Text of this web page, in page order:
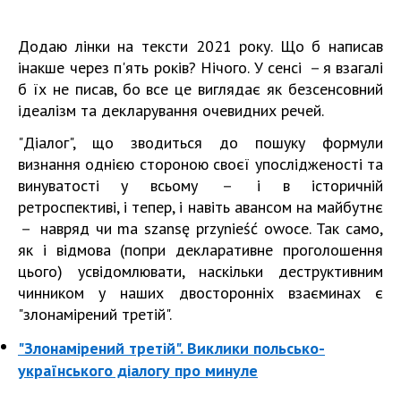
Додаю лінки на тексти 2021 року. Що б написав
інакше через п'ять років? Нічого. У сенсі －я взагалі
б їх не писав, бо все це виглядає як безсенсовний
ідеалізм та декларування очевидних речей.
"Діалог", що зводиться до пошуку формули
визнання однією стороною своєї упослідженості та
винуватості у всьому － і в історичній
ретроспективі, і тепер, і навіть авансом на майбутнє
－ навряд чи ma szansę przynieść owoce. Так само,
як і відмова (попри декларативне проголошення
цього) усвідомлювати, наскільки деструктивним
чинником у наших двосторонніх взаєминах є
"злонамірений третій".
"Злонамірений третій". Виклики польсько-
українського діалогу про минуле